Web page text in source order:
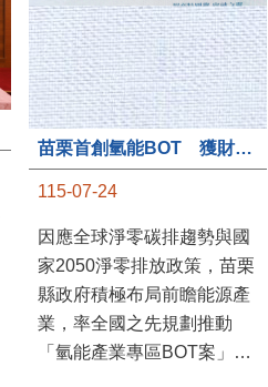
苗栗首創氫能BOT 獲財政部「突破之翼」肯定
115-07-24
因應全球淨零碳排趨勢與國
家2050淨零排放政策，苗栗
縣政府積極布局前瞻能源產
業，率全國之先規劃推動
「氫能產業專區BOT案」，